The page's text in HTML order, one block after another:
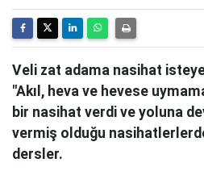
Veli zat adama nasihat
"Akıl, heva ve hevese
bir nasihat verdi ve yoluna
vermiş olduğu
dersler.